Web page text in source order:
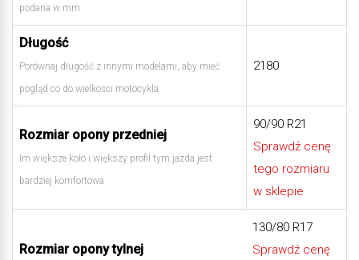
podana w mm.
Długość
Porównaj długość z innymi modelami, aby mieć
pogląd co do wielkości motocykla
2180
Rozmiar opony przedniej
Im większe koło i większy profil tym jazda jest
bardziej komfortowa
90/90 R21
Sprawdź cenę
tego rozmiaru
w sklepie
Rozmiar opony tylnej
130/80 R17
Sprawdź cenę